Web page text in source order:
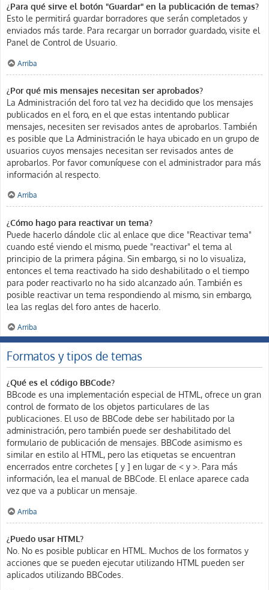
¿Para qué sirve el botón "Guardar" en la publicación de temas?
Esto le permitirá guardar borradores que serán completados y
enviados más tarde. Para recargar un borrador guardado, visite el
Panel de Control de Usuario.
Arriba
¿Por qué mis mensajes necesitan ser aprobados?
La Administración del foro tal vez ha decidido que los mensajes
publicados en el foro, en el que estas intentando publicar
mensajes, necesiten ser revisados antes de aprobarlos. También
es posible que La Administración le haya ubicado en un grupo de
usuarios cuyos mensajes necesitan ser revisados antes de
aprobarlos. Por favor comuníquese con el administrador para más
información al respecto.
Arriba
¿Cómo hago para reactivar un tema?
Puede hacerlo dándole clic al enlace que dice "Reactivar tema"
cuando esté viendo el mismo, puede "reactivar" el tema al
principio de la primera página. Sin embargo, si no lo visualiza,
entonces el tema reactivado ha sido deshabilitado o el tiempo
para poder reactivarlo no ha sido alcanzado aún. También es
posible reactivar un tema respondiendo al mismo, sin embargo,
lea las reglas del foro antes de hacerlo.
Arriba
Formatos y tipos de temas
¿Qué es el código BBCode?
BBcode es una implementación especial de HTML, ofrece un gran
control de formato de los objetos particulares de las
publicaciones. El uso de BBCode debe ser habilitado por la
administración, pero también puede ser deshabilitado del
formulario de publicación de mensajes. BBCode asimismo es
similar en estilo al HTML, pero las etiquetas se encuentran
encerrados entre corchetes [ y ] en lugar de < y >. Para más
información, lea el manual de BBCode. El enlace aparece cada
vez que va a publicar un mensaje.
Arriba
¿Puedo usar HTML?
No. No es posible publicar en HTML. Muchos de los formatos y
acciones que se pueden ejecutar utilizando HTML pueden ser
aplicados utilizando BBCodes.